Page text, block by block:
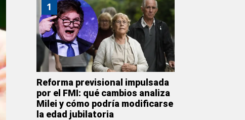
1
Reforma previsional impulsada
por el FMI: qué cambios analiza
Milei y cómo podría modificarse
la edad jubilatoria